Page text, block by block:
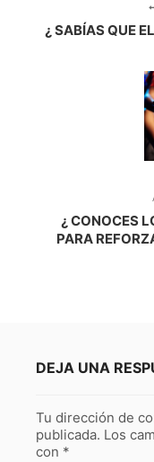
¿ SABÍAS QUE
¿ CONOCES
PARA
DEJA UNA
Tu dirección de
publicada. Los
con *